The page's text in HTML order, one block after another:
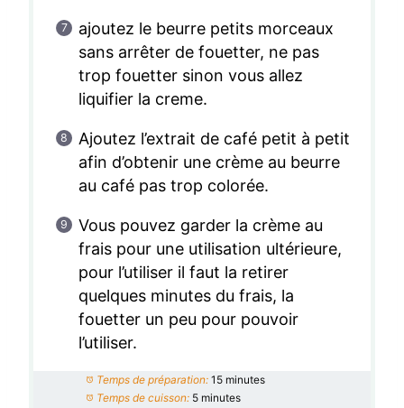
ajoutez le beurre petits morceaux
sans arrêter de fouetter, ne pas
trop fouetter sinon vous allez
liquifier la creme.
Ajoutez l’extrait de café petit à petit
afin d’obtenir une crème au beurre
au café pas trop colorée.
Vous pouvez garder la crème au
frais pour une utilisation ultérieure,
pour l’utiliser il faut la retirer
quelques minutes du frais, la
fouetter un peu pour pouvoir
l’utiliser.
Temps de préparation: 15 minutes
Temps de cuisson: 5 minutes